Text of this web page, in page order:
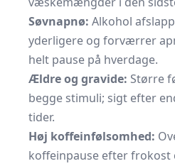
Søvnapnø: Alkohol
yderligere og forværrer
helt pause på hverdage.
Ældre og gravide: Større
begge stimuli; sigt efter
tider.
Høj koffeinfølsomhed:
koffeinpause efter frokost